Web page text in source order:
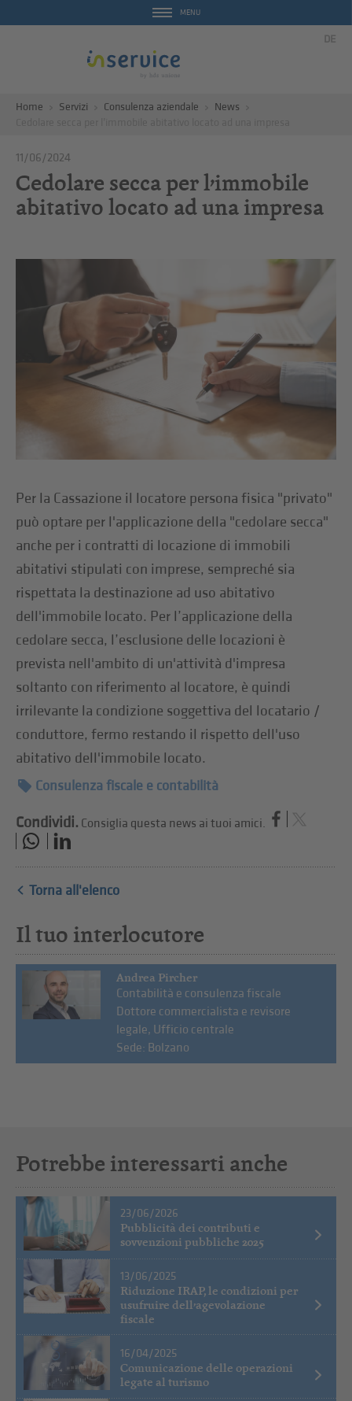
MENU
DE
Home Servizi Consulenza aziendale
News
11/06/2024
Cedolare secca per l’immobile
abitativo locato ad una impresa
Per la Cassazione il locatore persona fisica "privato"
può optare per l'applicazione della "cedolare secca"
anche per i contratti di locazione di immobili
abitativi stipulati con imprese, sempreché sia
rispettata la destinazione ad uso abitativo
dell'immobile locato. Per l’applicazione della
cedolare secca, l’esclusione delle locazioni è
prevista nell'ambito di un'attività d'impresa
soltanto con riferimento al locatore, è quindi
irrilevante la condizione soggettiva del locatario /
conduttore, fermo restando il rispetto dell'uso
abitativo dell'immobile locato.
Consulenza fiscale e contabilità
Condividi. Consiglia questa news ai tuoi amici.
Torna all'elenco
Il tuo interlocutore
Andrea Pircher
Contabilità e consulenza fiscale
Dottore commercialista e revisore
legale, Ufficio centrale
Sede: Bolzano
Potrebbe interessarti anche
23/06/2026
Pubblicità dei contributi e
sovvenzioni pubbliche 2025
13/06/2025
Riduzione IRAP, le condizioni per
usufruire dell’agevolazione
fiscale
16/04/2025
Comunicazione delle operazioni
legate al turismo